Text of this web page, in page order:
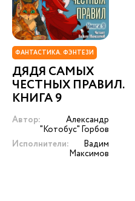
ФАНТАСТИКА. ФЭНТЕЗИ
ДЯДЯ САМЫХ
ЧЕСТНЫХ ПРАВИЛ.
КНИГА 9
Автор:
Александр
"Котобус" Горбов
Исполнители:
Вадим
Максимов